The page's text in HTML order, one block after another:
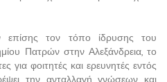
επίσης τον τόπο ίδρυσης του
Πατρών στην Αλεξάνδρεια, το
για φοιτητές και ερευνητές εντός
την ανταλλαγή γνώσεων και